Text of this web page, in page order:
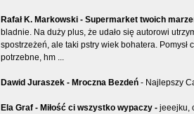
Rafał K. Markowski - Supermarket twoich
bladnie. Na duży plus, że udało się autorowi
spostrzeżeń, ale taki pstry wiek bohatera.
potrzebne, hm ...
Dawid Juraszek - Mroczna Bezdeń - Najlepszy
Ela Graf - Miłość ci wszystko wypaczy - jeeejku,